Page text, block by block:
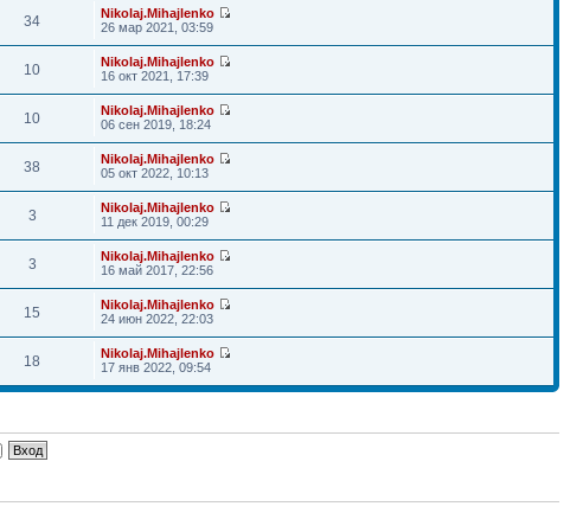
34
Nikolaj.Mihajlenko
26 мар 2021, 03:59
10
Nikolaj.Mihajlenko
16 окт 2021, 17:39
10
Nikolaj.Mihajlenko
06 сен 2019, 18:24
38
Nikolaj.Mihajlenko
05 окт 2022, 10:13
3
Nikolaj.Mihajlenko
11 дек 2019, 00:29
3
Nikolaj.Mihajlenko
16 май 2017, 22:56
15
Nikolaj.Mihajlenko
24 июн 2022, 22:03
18
Nikolaj.Mihajlenko
17 янв 2022, 09:54